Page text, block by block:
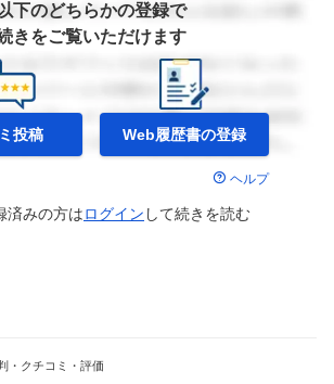
以下のどちらかの登録で
きをご覧いただけます
投稿 Web履歴書の登録
ヘルプ
済みの方はログイン して続きを読む
・クチコミ・評価